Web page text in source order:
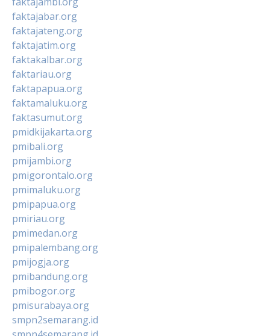
faktajabar.org
faktajateng.org
faktajatim.org
faktakalbar.org
faktariau.org
faktapapua.org
faktamaluku.org
faktasumut.org
pmidkijakarta.org
pmibali.org
pmijambi.org
pmigorontalo.org
pmimaluku.org
pmipapua.org
pmiriau.org
pmimedan.org
pmipalembang.org
pmijogja.org
pmibandung.org
pmibogor.org
pmisurabaya.org
smpn2semarang.id